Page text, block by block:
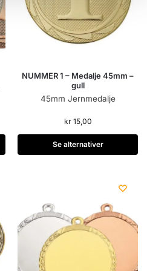
NUMMER 1 – Medalje 45mm –
gull
45mm Jernmedalje
kr15,00
Se alternativer